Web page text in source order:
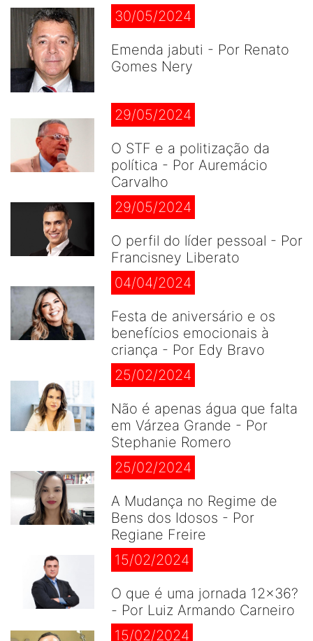
30/05/2024
Emenda jabuti - Por Renato
Gomes Nery
29/05/2024
O STF e a politização da
política - Por Auremácio
Carvalho
29/05/2024
O perfil do líder pessoal - Por
Francisney Liberato
04/04/2024
Festa de aniversário e os
benefícios emocionais à
criança - Por Edy Bravo
25/02/2024
Não é apenas água que falta
em Várzea Grande - Por
Stephanie Romero
25/02/2024
A Mudança no Regime de
Bens dos Idosos - Por
Regiane Freire
15/02/2024
O que é uma jornada 12×36?
- Por Luiz Armando Carneiro
15/02/2024